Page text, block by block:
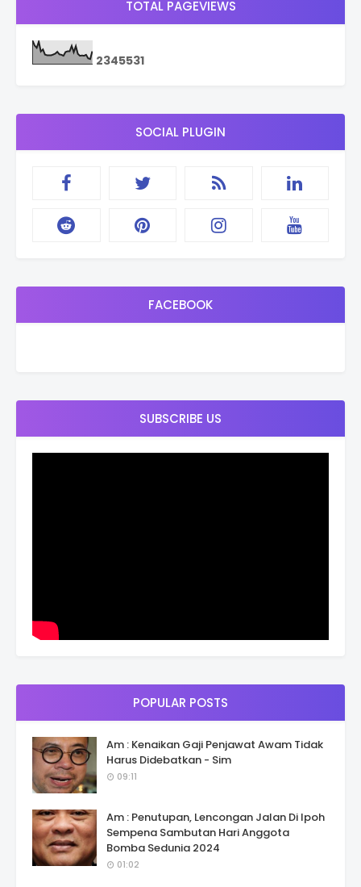
TOTAL PAGEVIEWS
2345531
SOCIAL PLUGIN
FACEBOOK
SUBSCRIBE US
POPULAR POSTS
Am : Kenaikan Gaji Penjawat Awam Tidak
Harus Didebatkan - Sim
09:11
Am : Penutupan, Lencongan Jalan Di Ipoh
Sempena Sambutan Hari Anggota
Bomba Sedunia 2024
01:02